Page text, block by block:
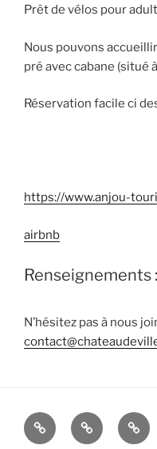
Prêt de vélos pour
Nous pouvons
pré avec cabane (situé
Réservation facile ci
https://www.anjou-
airbnb
Renseignements :
N’hésitez pas à nous
Accueil Historique
Le